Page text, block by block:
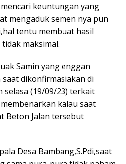
keuntungan yang
mengaduk semen nya pun
tentu membuat hasil
maksimal.
Samin yang enggan
dikonfirmasiakan di
selasa (19/09/23) terkait
kalau saat
Beton Jalan tersebut
Desa Bambang,S.Pdi,saat